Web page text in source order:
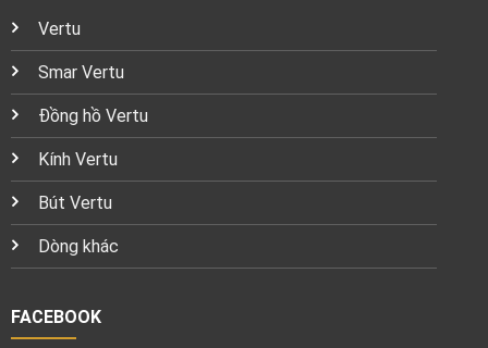
Vertu
Smar Vertu
Đồng hồ Vertu
Kính Vertu
Bút Vertu
Dòng khác
FACEBOOK